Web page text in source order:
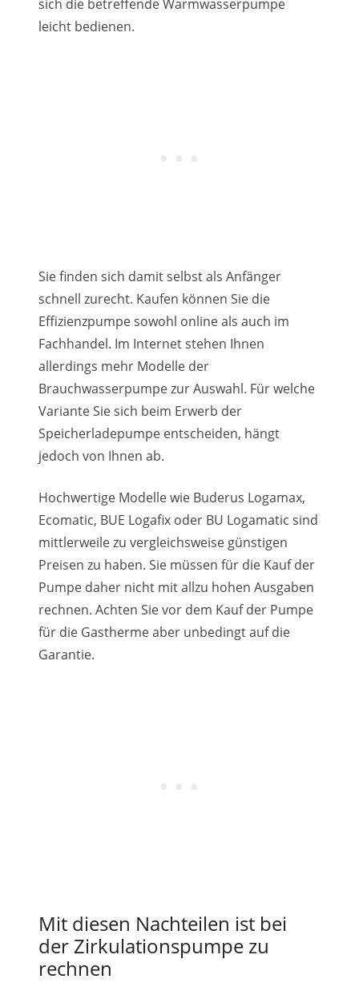
sich die betreffende Warmwasserpumpe
leicht bedienen.
Sie finden sich damit selbst als Anfänger
schnell zurecht. Kaufen können Sie die
Effizienzpumpe sowohl online als auch im
Fachhandel. Im Internet stehen Ihnen
allerdings mehr Modelle der
Brauchwasserpumpe zur Auswahl. Für welche
Variante Sie sich beim Erwerb der
Speicherladepumpe entscheiden, hängt
jedoch von Ihnen ab.
Hochwertige Modelle wie Buderus Logamax,
Ecomatic, BUE Logafix oder BU Logamatic sind
mittlerweile zu vergleichsweise günstigen
Preisen zu haben. Sie müssen für die Kauf der
Pumpe daher nicht mit allzu hohen Ausgaben
rechnen. Achten Sie vor dem Kauf der Pumpe
für die Gastherme aber unbedingt auf die
Garantie.
Mit diesen Nachteilen ist bei
der Zirkulationspumpe zu
rechnen